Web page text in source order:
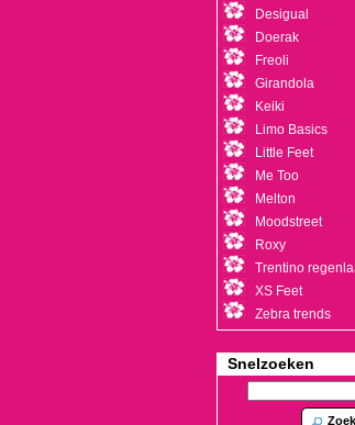
Desigual
Doerak
Freoli
Girandola
Keiki
Limo Basics
Little Feet
Me Too
Melton
Moodstreet
Roxy
Trentino
XS Feet
Zebra trends
Snelzoeken